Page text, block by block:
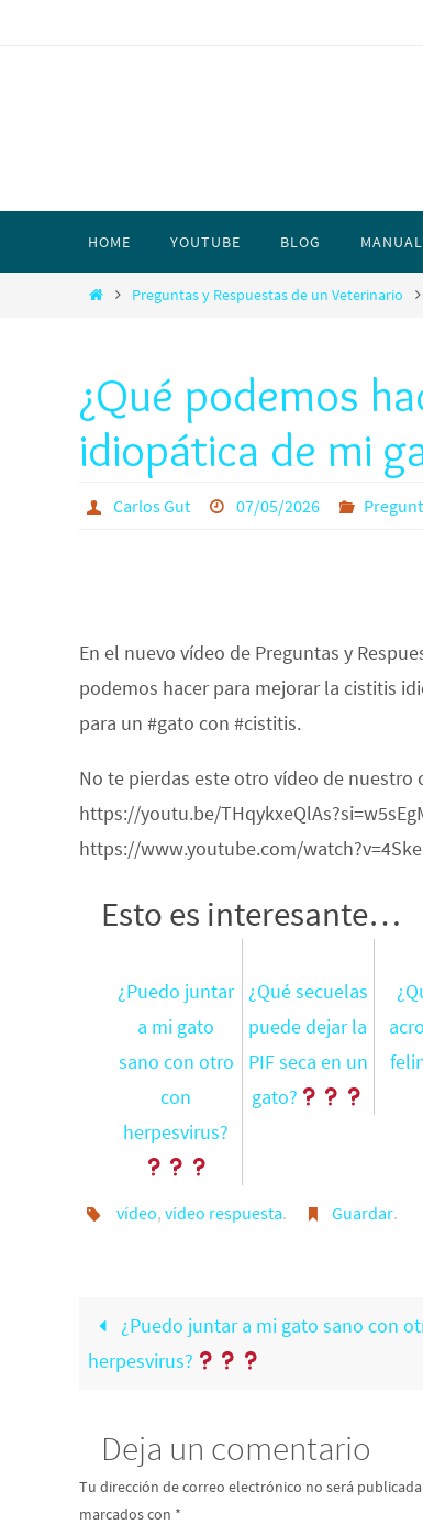
HOME YOUTUBE BLOG
Preguntas y Respuestas de un Veterinario
¿Qué podemos
idiopática de mi
Carlos Gut 07/05/2026
En el nuevo vídeo de Preguntas y
podemos hacer para mejorar la cistitis
para un #gato con #cistitis.
No te pierdas este otro vídeo de nuestro
https://youtu.be/
https://www.youtube.com/
Esto es interesante…
¿Puedo juntar
a mi gato
sano con otro
con
herpesvirus?
¿Qué secuelas
puede dejar la
PIF seca en un
gato?
vídeo, vídeo respuesta. Guardar.
¿Puedo juntar a mi gato sano con
herpesvirus?
Deja un comentario
Tu dirección de correo electrónico no será
marcados con *